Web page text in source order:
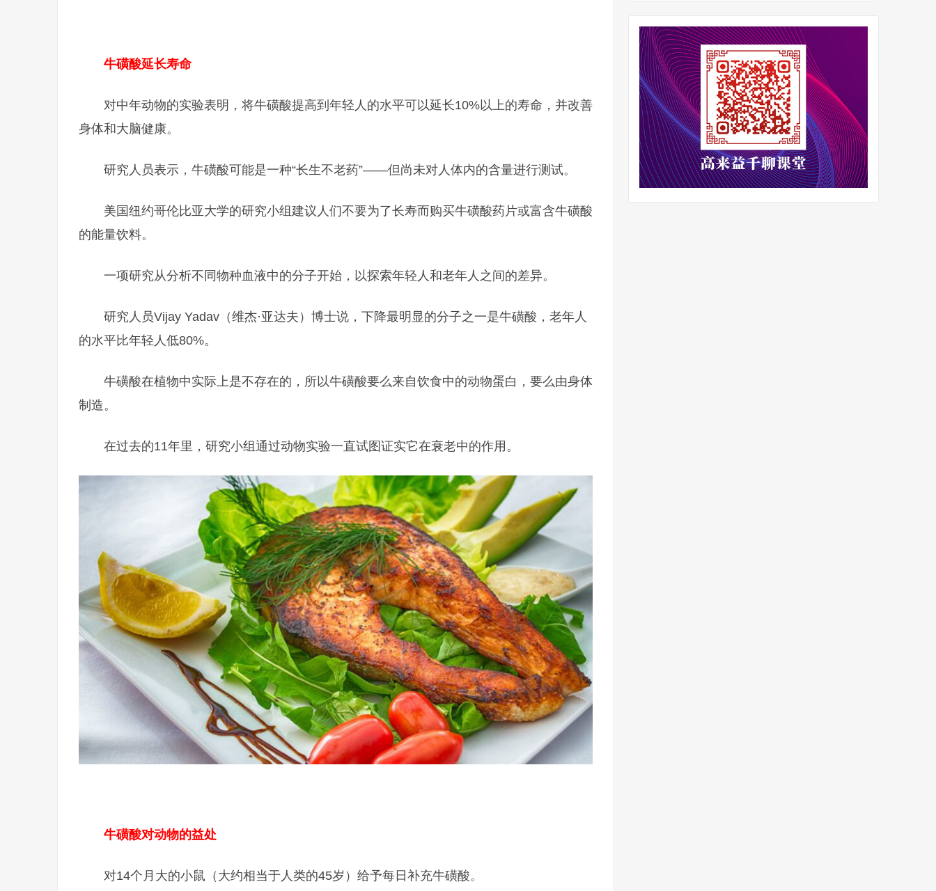
牛磺酸延长寿命
对中年动物的实验表明，将牛磺酸提高到年轻人的水平可以延长10%以上的寿命，并改善
身体和大脑健康。
研究人员表示，牛磺酸可能是一种“长生不老药”——但尚未对人体内的含量进行测试。
美国纽约哥伦比亚大学的研究小组建议人们不要为了长寿而购买牛磺酸药片或富含牛磺酸
的能量饮料。
一项研究从分析不同物种血液中的分子开始，以探索年轻人和老年人之间的差异。
研究人员Vijay Yadav（维杰·亚达夫）博士说，下降最明显的分子之一是牛磺酸，老年人
的水平比年轻人低80%。
牛磺酸在植物中实际上是不存在的，所以牛磺酸要么来自饮食中的动物蛋白，要么由身体
制造。
在过去的11年里，研究小组通过动物实验一直试图证实它在衰老中的作用。
牛磺酸对动物的益处
对14个月大的小鼠（大约相当于人类的45岁）给予每日补充牛磺酸。